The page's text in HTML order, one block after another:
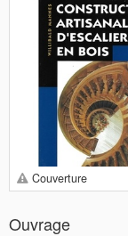
Couverture
Ouvrage